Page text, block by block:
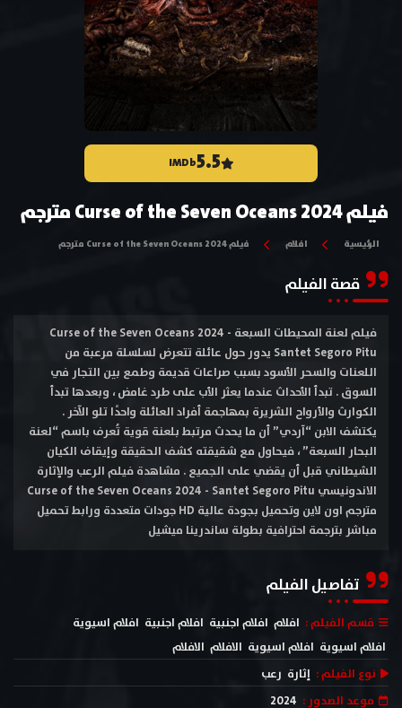
5.5
IMDb
فيلم Curse of the Seven Oceans 2024 مترجم
الرئيسية افلام فيلم Curse of the Seven Oceans 2024 مترجم
قصة الفيلم
فيلم لعنة المحيطات السبعة Curse of the Seven Oceans 2024 -
Santet Segoro Pitu يدور حول عائلة تتعرض لسلسلة مرعبة من
اللعنات والسحر الأسود بسبب صراعات قديمة وطمع بين التجار في
السوق . تبدأ الأحداث عندما يعثر الأب على طرد غامض ، وبعدها تبدأ
الكوارث والأرواح الشريرة بمهاجمة أفراد العائلة واحدًا تلو الآخر .
يكتشف الابن “آردي” أن ما يحدث مرتبط بلعنة قوية تُعرف باسم “لعنة
البحار السبعة” ، فيحاول مع شقيقته كشف الحقيقة وإيقاف الكيان
الشيطاني قبل أن يقضي على الجميع . مشاهدة فيلم الرعب والإثارة
الاندونيسي Curse of the Seven Oceans 2024 - Santet Segoro Pitu
مترجم اون لاين وتحميل بجودة عالية HD جودات متعددة ورابط تحميل
مباشر بترجمة احترافية بطولة ساندرينا ميشيل
تفاصيل الفيلم
قسم الفيلم : افلام افلام اجنبية افلام اجنبية افلام اسيوية
افلام اسيوية افلام اسيوية الافلام الافلام
نوع الفيلم : إثارة رعب
موعد الصدور : 2024